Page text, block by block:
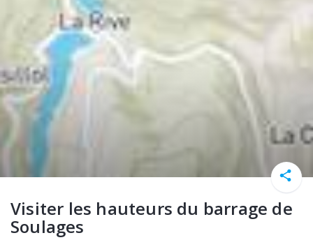
Visiter les hauteurs du barrage de
Soulages